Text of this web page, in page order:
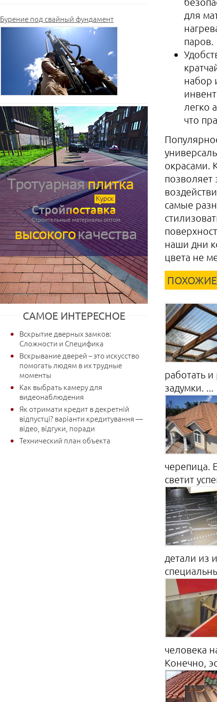
Бурение под свайный фундамент
САМОЕ ИНТЕРЕСНОЕ
Вскрытие дверных замков:
Сложности и Специфика
Вскрывание дверей – это искусство
помогать людям в их трудные
моменты
Как выбрать камеру для
видеонаблюдения
Як отримати кредит в декретній
відпустці? варіанти кредитування —
відео, відгуки, поради
Технический план объекта
для
паров.
набор
легко
что
окрасами.
позволяет
самые
наши дни
цвета не
работать
задумки. ...
черепица.
светит
детали из
человека
Конечно,